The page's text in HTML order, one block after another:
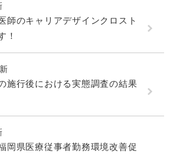
師のキャリアデザインクロスト
！
施行後における実態調査の結果
岡県医療従事者勤務環境改善促